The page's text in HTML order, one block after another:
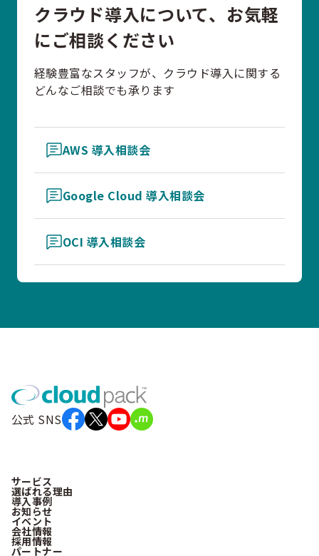
クラウド導入について、お気軽
にご相談ください
経験豊富なスタッフが、クラウド導入に関する
どんなご相談でも承ります
AWS 導入相談会
Google Cloud 導入相談会
OCI 導入相談会
公式 SNS
サービス
選ばれる理由
導入事例
お知らせ
イベント
会社情報
採用情報
パートナー